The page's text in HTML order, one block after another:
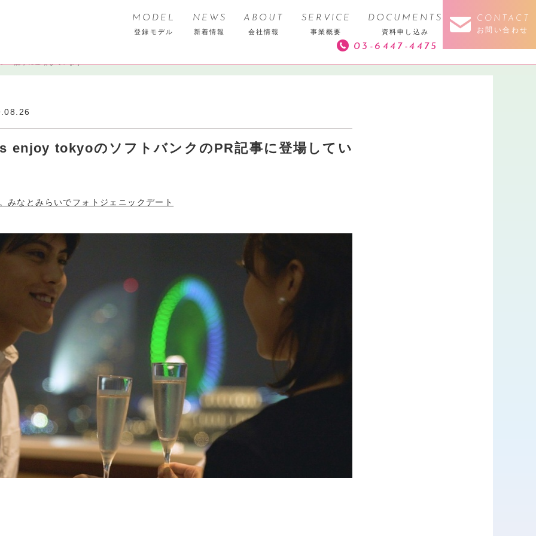
CONTACT
お問い合わせ
MODEL
登録モデル
NEWS
新着情報
ABOUT
会社情報
SERVICE
事業概要
DOCUMENTS
資料申し込み
03-6447-4475
enjoy tokyoのソフトバンクのPR記事に登場してい
みなとみらいでフォトジェニックデート